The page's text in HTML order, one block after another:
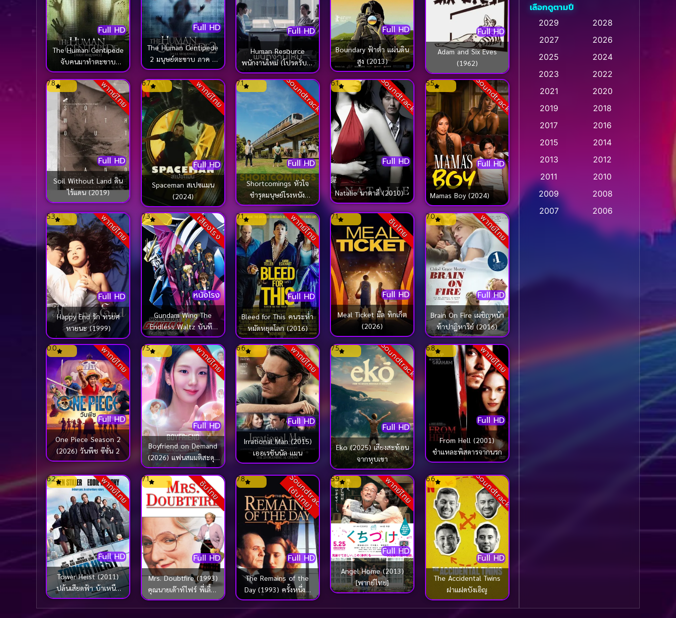
Full HD
The Human Centipede
จับคนมาทำตะขาบ
(2009)
Full HD
The Human Centipede
2 มนุษย์ตะขาบ ภาค 2
(2011)
Full HD
Human Resource
พนักงานใหม่ (โปรดรับไว้
พิจารณา) (2025)
Full HD
Boundary ฟ้าต่ำ แผ่นดิน
สูง (2013)
Full HD
Adam and Six Eves
(1962)
พากย์ไทย
Full HD
7.8
Soil Without Land ดิน
ไร้แดน (2019)
พากย์ไทย
Full HD
6.7
Spaceman สเปซแมน
(2024)
Soundtrack
Full HD
7.1
Shortcomings หัวใจ
ชำรุดมนุษย์โรงหนัง
(2023)
Soundtrack
Full HD
6.1
Natalie นาตาลี (2010)
Soundtrack
Full HD
5.5
Mamas Boy (2024)
พากย์ไทย
Full HD
5.3
Happy End รัก ทรยศ
หายนะ (1999)
เสียงโรง
หนังโรง
7.3
Gundam Wing The
Endless Waltz บันทึก
การยุทธ์บทใหม่ กันดั้มวิง
เอนด์เลส วอลซ์ (1998)
พากย์ไทย
Full HD
7.1
Bleed for This คนระห่ำ
หมัดหยุดโลก (2016)
ซับไทย
Full HD
7.1
Meal Ticket มีล ทิกเก็ต
(2026)
พากย์ไทย
Full HD
7.0
Brain On Fire เผชิญหน้า
ท้าปาฏิหาริย์ (2016)
พากย์ไทย
Full HD
0.0
One Piece Season 2
(2026) วันพีช ซีซั่น 2
พากย์ไทย
Full HD
7.5
Boyfriend on Demand
(2026) แฟนสมมติสะดุด
รัก
พากย์ไทย
Full HD
6.6
Irrational Man (2015)
เออเรชันนัล แมน
Soundtrack
Full HD
7.5
Eko (2025) เสียงสะท้อน
จากหุบเขา
พากย์ไทย
Full HD
6.8
From Hell (2001)
ชำแหละพิสดารจากนรก
พากย์ไทย
Full HD
6.2
Tower Heist (2011)
ปล้นเสียดฟ้า บ้าเหนือ
เมฆ
ซับไทย
Full HD
7.1
Mrs. Doubtfire (1993)
คุณนายเด๊าท์ไฟร์ พี่เลี้ยง
หัวใจหนุงหนิง
S
o
u
n
d
t
r
a
c
k
(
ซั
บ
ไ
ท
ย
)
Full HD
7.8
The Remains of the
Day (1993) ครั้งหนึ่งที่
เรารำลึก [ซับไทย]
พากย์ไทย
Full HD
5.9
Angel Home (2013)
[พากย์ไทย]
Soundtrack
Full HD
6.6
The Accidental Twins
ฝาแฝดบังเอิญ
Animation การ์ตูน
Animation อนิเมชั่น(1)
Animation แอนิเมชั่น(1)
Anthology (2)
Apple TV (20)
Based on a True Story
(2)
Betrayal
เลือกดูตามปี
2029
2028
2027
2026
2025
2024
2023
2022
2021
2020
2019
2018
2017
2016
2015
2014
2013
2012
2011
2010
2009
2008
2007
2006
2004
1990
1989